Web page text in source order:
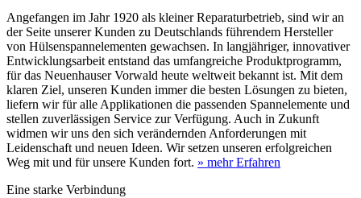
Angefangen im Jahr 1920 als kleiner Reparaturbetrieb, sind wir an
der Seite unserer Kunden zu Deutschlands führendem Hersteller
von Hülsenspannelementen gewachsen. In langjähriger, innovativer
Entwicklungsarbeit entstand das umfangreiche Produktprogramm,
für das Neuenhauser Vorwald heute weltweit bekannt ist. Mit dem
klaren Ziel, unseren Kunden immer die besten Lösungen zu bieten,
liefern wir für alle Applikationen die passenden Spannelemente und
stellen zuverlässigen Service zur Verfügung. Auch in Zukunft
widmen wir uns den sich verändernden Anforderungen mit
Leidenschaft und neuen Ideen. Wir setzen unseren erfolgreichen
Weg mit und für unsere Kunden fort. » mehr Erfahren
Eine starke Verbindung